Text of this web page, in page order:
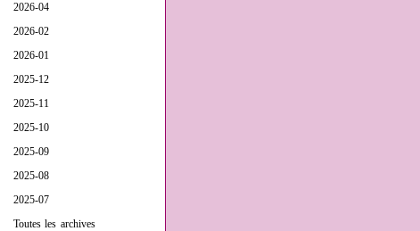
2026-04
2026-02
2026-01
2025-12
2025-11
2025-10
2025-09
2025-08
2025-07
Toutes les archives